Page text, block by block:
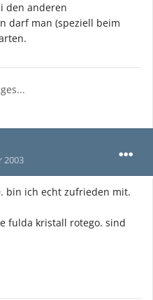
den anderen
darf man (speziell beim
2003
bin ich echt zufrieden mit.
fulda kristall rotego. sind